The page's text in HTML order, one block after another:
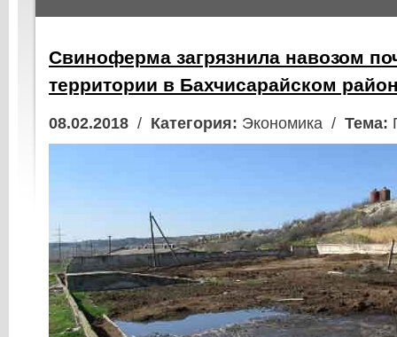
Свиноферма загрязнила навозом
территории в Бахчисарайском
08.02.2018 / Категория: Экономика / Тема: